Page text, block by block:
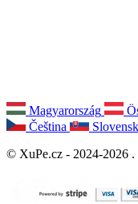
Magyarország
Čeština
© XuPe.cz - 2024-2026 .